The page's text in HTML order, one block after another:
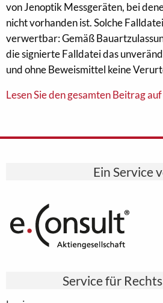
von Jenoptik Messgeräten, bei
nicht vorhanden ist. Solche
verwertbar: Gemäß
die signierte Falldatei das
und ohne Beweismittel keine
Lesen Sie den gesamten Beitrag
Ein Service
Service für